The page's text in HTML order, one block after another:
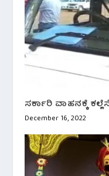
ಸರ್ಕಾರಿ ವಾಹನಕ್ಕೆ
December 16, 2022